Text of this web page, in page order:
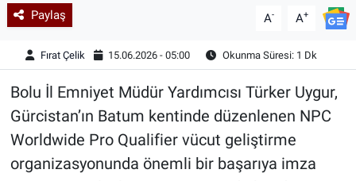
Paylaş A- A+
Fırat Çelik 15.06.2026 - 05:00 Okunma Süresi: 1 Dk
Bolu İl Emniyet Müdür Yardımcısı Türker Uygur,
Gürcistan’ın Batum kentinde düzenlenen NPC
Worldwide Pro Qualifier vücut geliştirme
organizasyonunda önemli bir başarıya imza